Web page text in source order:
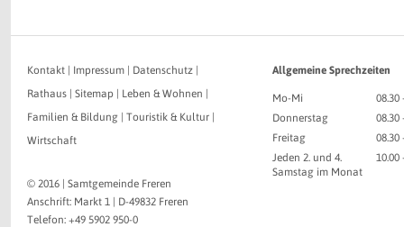
Kontakt Impressum Datenschutz
Rathaus
Sitemap Leben & Wohnen
Familien & Bildung
Touristik & Kultur
Wirtschaft
© 2016 | Samtgemeinde Freren
Anschrift: Markt 1 | D-49832 Freren
Telefon: +49 5902 950-0
Allgemeine Sprechzeiten
Mo-Mi
08.30
Donnerstag
08.30
Freitag
08.30
Jeden 2. und 4.
Samstag im Monat